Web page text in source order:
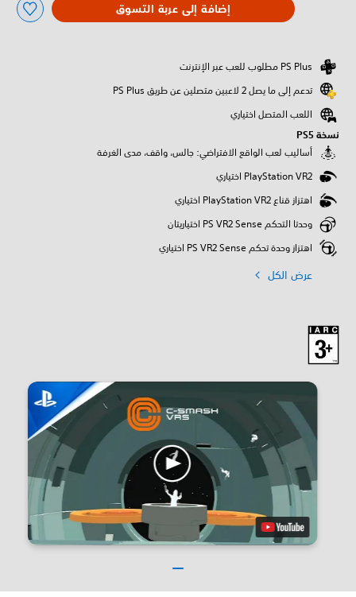
إضافة إلى عربة التسوق
تدعم إلى ما يصل 2 لاعبين متصلين عن طريق PS Plus‏
اللعب المتصل اختياري
نسخة PS5‏
‫أساليب لعب الواقع الافتراضي: جالس، واقف، مدى الغرفة
اهتزاز قناع PlayStation VR2 اختياري
وحدتا التحكم PS VR2 Sense اختياريتان
اهتزاز وحدة تحكم PS VR2 Sense اختياري
عرض الكل